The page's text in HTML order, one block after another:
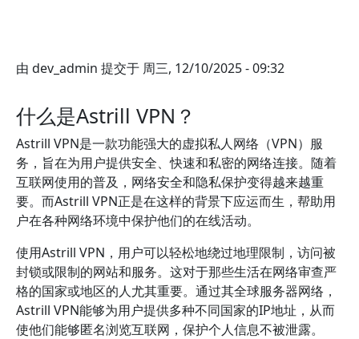
由 dev_admin 提交于 周三, 12/10/2025 - 09:32
什么是Astrill VPN？
Astrill VPN是一款功能强大的虚拟私人网络（VPN）服
务，旨在为用户提供安全、快速和私密的网络连接。随着
互联网使用的普及，网络安全和隐私保护变得越来越重
要。而Astrill VPN正是在这样的背景下应运而生，帮助用
户在各种网络环境中保护他们的在线活动。
使用Astrill VPN，用户可以轻松地绕过地理限制，访问被
封锁或限制的网站和服务。这对于那些生活在网络审查严
格的国家或地区的人尤其重要。通过其全球服务器网络，
Astrill VPN能够为用户提供多种不同国家的IP地址，从而
使他们能够匿名浏览互联网，保护个人信息不被泄露。